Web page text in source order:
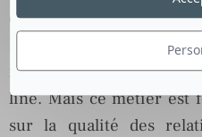
du temps mais est
Etre responsable
médias et en
line. Mais ce métier est
sur la qualité des